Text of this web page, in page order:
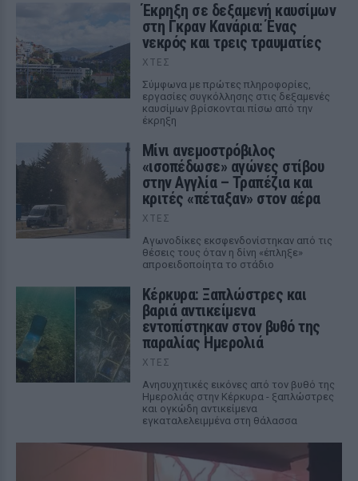
Έκρηξη σε δεξαμενή καυσίμων
στη Γκραν Κανάρια: Ένας
νεκρός και τρεις τραυματίες
ΧΤΕΣ
Σύμφωνα με πρώτες πληροφορίες,
εργασίες συγκόλλησης στις δεξαμενές
καυσίμων βρίσκονται πίσω από την
έκρηξη
Μίνι ανεμοστρόβιλος
«ισοπέδωσε» αγώνες στίβου
στην Αγγλία – Τραπέζια και
κριτές «πέταξαν» στον αέρα
ΧΤΕΣ
Αγωνοδίκες εκσφενδονίστηκαν από τις
θέσεις τους όταν η δίνη «έπληξε»
απροειδοποίητα το στάδιο
Κέρκυρα: Ξαπλώστρες και
βαριά αντικείμενα
εντοπίστηκαν στον βυθό της
παραλίας Ημερολιά
ΧΤΕΣ
Ανησυχητικές εικόνες από τον βυθό της
Ημερολιάς στην Κέρκυρα - ξαπλώστρες
και ογκώδη αντικείμενα
εγκαταλελειμμένα στη θάλασσα